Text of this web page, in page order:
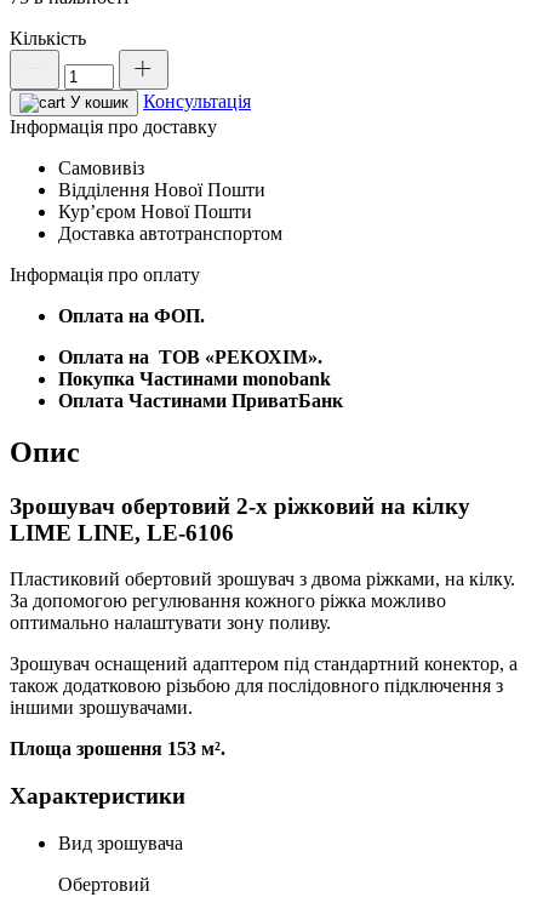
Кількість
Зрошувач
обертовий
2-
х
на
кілку
LIME
LINE,
6106
У кошик
Консультація
Інформація про доставку
Самовивіз
Відділення Нової Пошти
Курʼєром Нової Пошти
Доставка автотранспортом
Інформація про оплату
Оплата на ФОП.
Оплата на ТОВ «РЕКОХІМ».
Покупка Частинами monobank
Оплата Частинами ПриватБанк
Опис
Зрошувач обертовий 2-х ріжковий на кілку
LIME LINE, LE-6106
Пластиковий обертовий зрошувач з двома ріжками, на кілку.
За допомогою регулювання кожного ріжка можливо
оптимально налаштувати зону поливу.
Зрошувач оснащений адаптером під стандартний конектор, а
також додатковою різьбою для послідовного підключення з
іншими зрошувачами.
Площа зрошення 153 м².
Характеристики
Вид зрошувача
Обертовий